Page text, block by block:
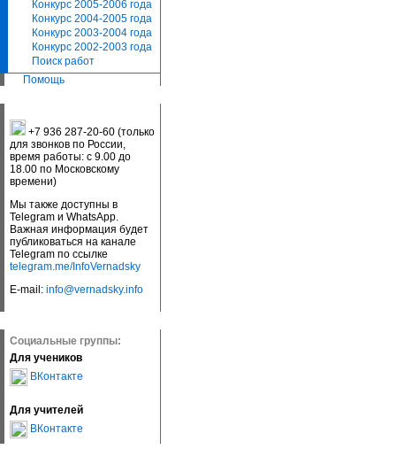
Конкурс 2005-2006 года
Конкурс 2004-2005 года
Конкурс 2003-2004 года
Конкурс 2002-2003 года
Поиск работ
Помощь
+7 936 287-20-60 (только
для звонков по России,
время работы: с 9.00 до
18.00 по Московскому
времени)
Мы также доступны в
Telegram и WhatsApp.
Важная информация будет
публиковаться на канале
Telegram по ссылке
telegram.me/InfoVernadsky
E-mail: info@vernadsky.info
Социальные группы:
Для учеников
ВКонтакте
Для учителей
ВКонтакте